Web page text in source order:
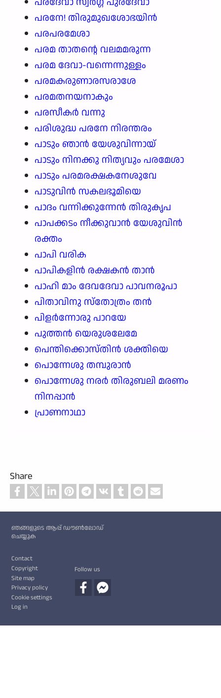
പരനേ! തിരുമുഖശോഭയിൻ
പരപരമേശാ
പരമ താതന്റെ വലമമരുന്ന
പരമ ദേവാ-വന്നെന്നുള്ളം
പരമകരുണാരസരാശേ
പരമതനയനാകും
പരസീകർ വന്നു
പരിശുദ്ധ പരനേ നിരന്തരം
പാടും ഞാൻ യേശുവിന്നായ്
പാടും നിനക്കു നിത്യവും പരമേശാ
പാടും പരമരക്ഷകനേശുവേ
പാടുവിൻ സകലഭൂമിയെ
പാദം വന്നിക്കുന്നേൻ തിരുകൃപ
പാപക്കടം നീക്കുവാൻ യേശുവിൻ
രക്തം
പാപി വരിക
പാപികളിൻ രക്ഷകൻ താൻ
പാഹി മാം ദേവദേവാ പാവനരൂപാ
പിതാവിനു സ്തോത്രം തൻ
പിളർന്നോരു പാറയേ
പുത്തൻ യെരുശലേമേ
പെന്തിക്കൊസ്തിൻ ശക്തിയെ
പൊന്നേശു തമ്പുരാൻ
പൊന്നേശു നരർ തിരുബലി മരണം
നിനപ്പാൻ
പ്രാണനാഥാ
Share
ഞങ്ങളുടെ ആപ്പ് ഡൗൺലോഡ്
ചെയ്യുക
Footer
Contact
Copyright
Site map
Privacy policy
Cookie settings
Log in
Follow us